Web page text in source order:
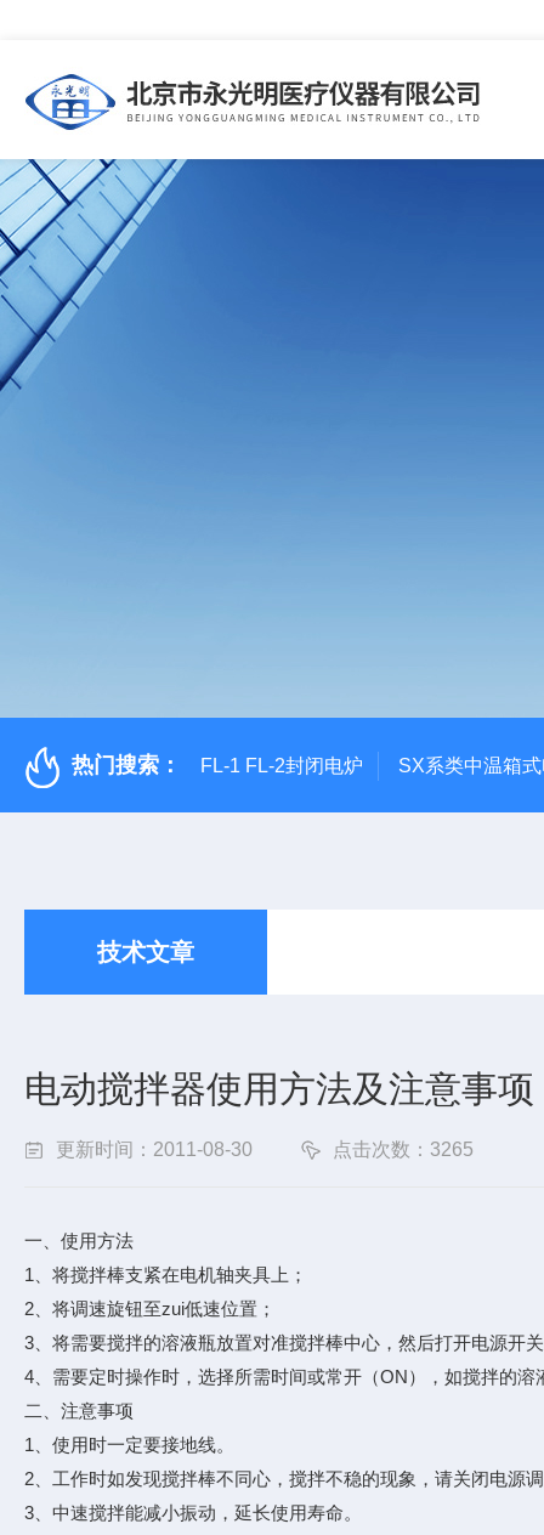
热门搜索： FL-1 FL-2封闭电炉 SX系类中温箱
技术文章
电动搅拌器使用方法及注意事项
更新时间：2011-08-30 点击次数：3265
一、使用方法
1、将搅拌棒支紧在电机轴夹具上；
2、将调速旋钮至zui低速位置；
3、将需要搅拌的溶液瓶放置对准搅拌棒中心，然后打开电源开
4、需要定时操作时，选择所需时间或常开（ON），如搅拌的
二、注意事项
1、使用时一定要接地线。
2、工作时如发现搅拌棒不同心，搅拌不稳的现象，请关闭电源
3、中速搅拌能减小振动，延长使用寿命。